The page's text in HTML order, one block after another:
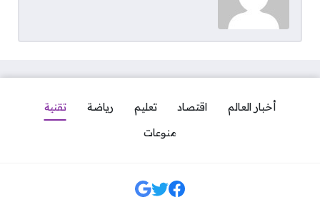
أخبار العالم اقتصاد تعليم رياضة
تقنية
منوعات
مواقع التواصل